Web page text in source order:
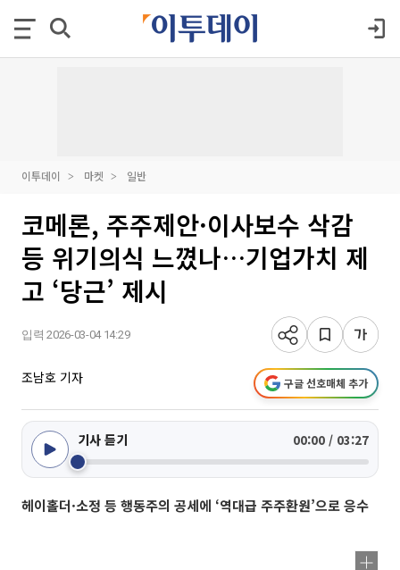
이투데이 마켓 일반
코메론, 주주제안·이사보수 삭감
등 위기의식 느꼈나…기업가치 제
고 ‘당근’ 제시
입력 2026-03-04 14:29
조남호 기자 구글 선호매체 추가
기사 듣기 00:00 / 03:27
헤이홀더·소정 등 행동주의 공세에 ‘역대급 주주환원’으로 응수